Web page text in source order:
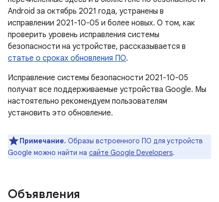
Android за октябрь 2021 года, устранены в
исправлении 2021-10-05 и более новых. О том, как
проверить уровень исправления системы
безопасности на устройстве, рассказывается в
статье о сроках обновления ПО.
Исправление системы безопасности 2021-10-05
получат все поддерживаемые устройства Google. Мы
настоятельно рекомендуем пользователям
установить это обновление.
Примечание. Образы встроенного ПО для устройств
Google можно найти на сайте Google Developers.
Объявления